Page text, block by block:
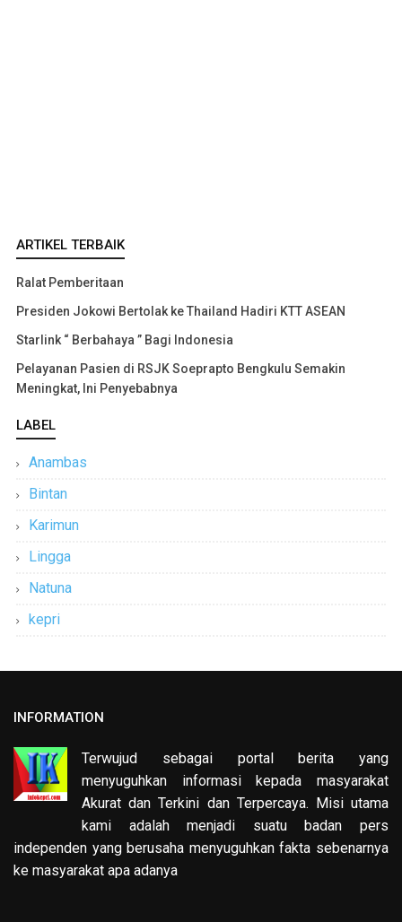
ARTIKEL TERBAIK
Ralat Pemberitaan
Presiden Jokowi Bertolak ke Thailand Hadiri KTT ASEAN
Starlink “ Berbahaya ” Bagi Indonesia
Pelayanan Pasien di RSJK Soeprapto Bengkulu Semakin
Meningkat, Ini Penyebabnya
LABEL
Anambas
Bintan
Karimun
Lingga
Natuna
kepri
INFORMATION
Terwujud sebagai portal berita yang
menyuguhkan informasi kepada masyarakat
Akurat dan Terkini dan Terpercaya. Misi utama
kami adalah menjadi suatu badan pers
independen yang berusaha menyuguhkan fakta sebenarnya
ke masyarakat apa adanya